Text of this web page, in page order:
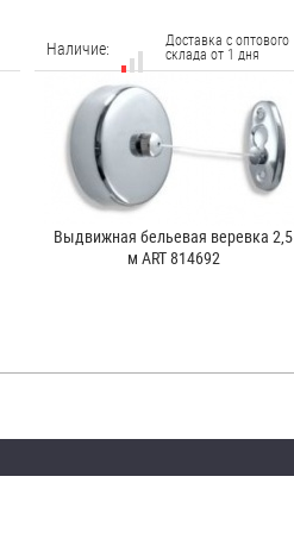
Наличие: Доставка с оптового
склада от 1 дня
Выдвижная бельевая веревка 2,5
м ART 814692
Доставка с оптового
склада от 1 дня
ART 814187
Доставка с оптового
склада от 1 дня